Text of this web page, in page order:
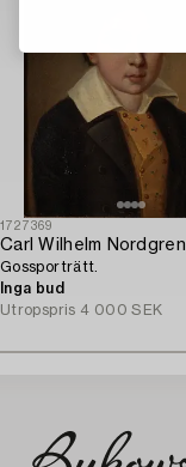
1727369
Carl Wilhelm Nordgren
Gossporträtt.
Inga bud
Utropspris 4 000 SEK